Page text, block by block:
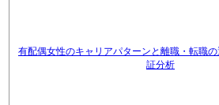
有配偶女性のキャリアパターンと離職・転職
証分析